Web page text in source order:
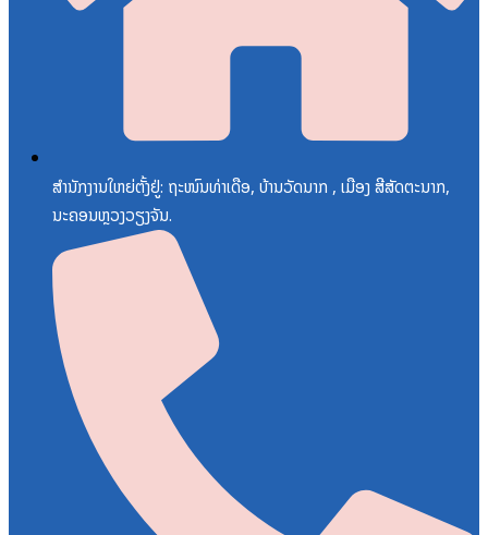
ສຳນັກງານໃຫຍ່ຕັ້ງຢູ່: ຖະໜົນທ່າເດືອ, ບ້ານວັດນາກ , ເມືອງ ສີສັດຕະນາກ,
ນະຄອນຫຼວງວຽງຈັນ.